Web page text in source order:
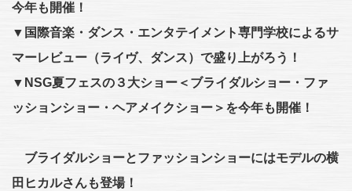
今年も開催！
▼国際音楽・ダンス・エンタテイメント専門学校によるサ
マーレビュー（ライヴ、ダンス）で盛り上がろう！
▼NSG夏フェスの３大ショー＜ブライダルショー・ファ
ッションショー・ヘアメイクショー＞を今年も開催！
ブライダルショーとファッションショーにはモデルの横
田ヒカルさんも登場！